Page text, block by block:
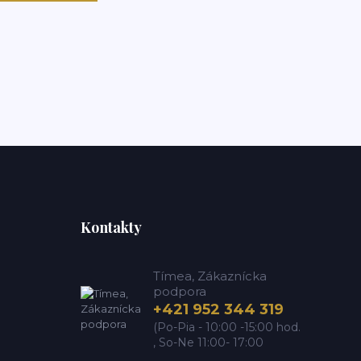
Kontakty
Tímea, Zákaznícka
podpora
+421 952 344 319
(Po-Pia - 10:00 -15:00 hod.
, So-Ne 11:00- 17:00